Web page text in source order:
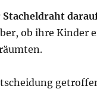
ob ihre Kinder